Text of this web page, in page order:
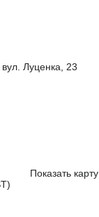
Луценка, 23
Показать карту